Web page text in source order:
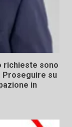
richieste sono
Proseguire su
in